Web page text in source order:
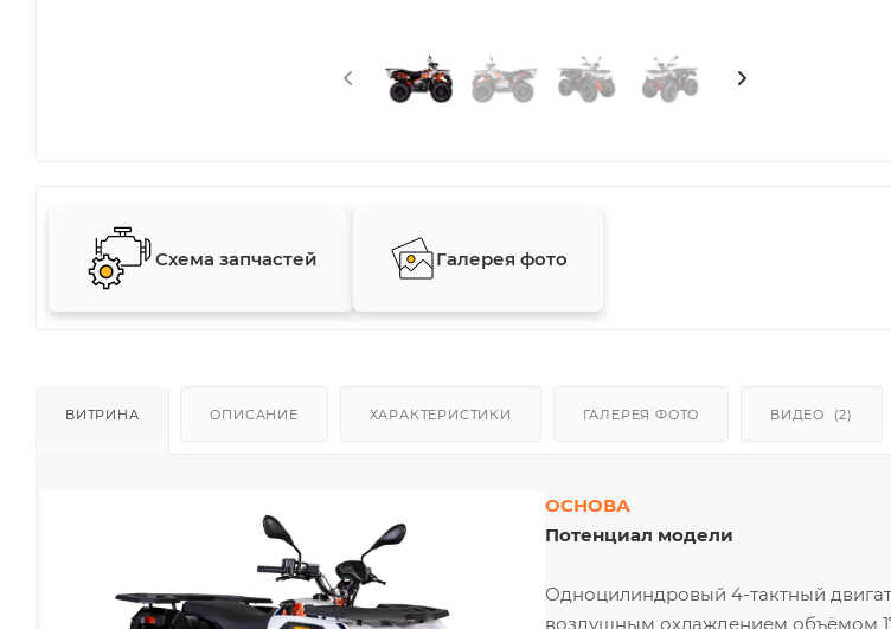
Схема запчастей Галерея фото
ВИТРИНА ОПИСАНИЕ ХАРАКТЕРИСТИКИ ГАЛЕРЕЯ ФОТО ВИДЕО (2)
ОСНОВА
Потенциал модели
Одноцилиндровый 4-тактный
воздушным охлаждением объёмом